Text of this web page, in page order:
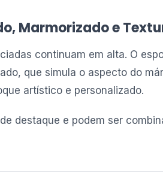
Marmorizado e
continuam em alta. O
que simula o aspecto do
artístico e personalizado.
destaque e podem ser